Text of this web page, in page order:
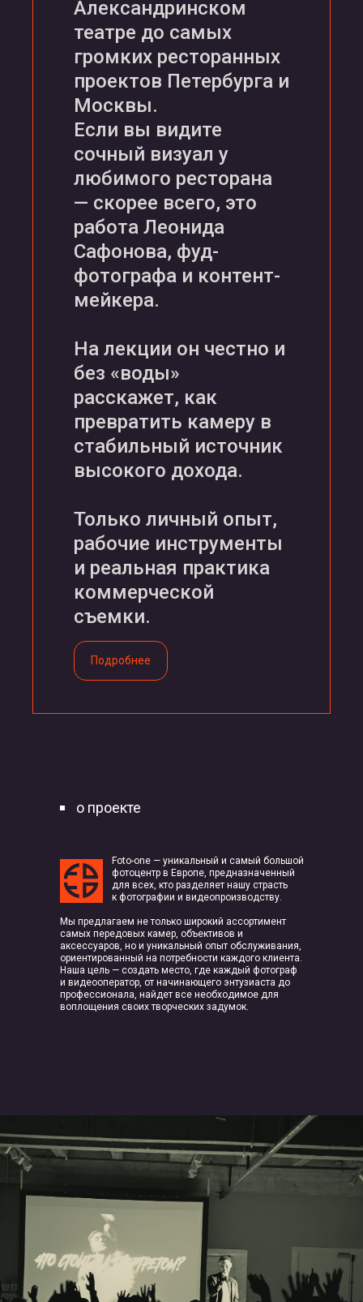
Александринском
театре до самых
громких ресторанных
проектов Петербурга и
Москвы.
Если вы видите
сочный визуал у
любимого ресторана
— скорее всего, это
работа Леонида
Сафонова, фуд-
фотографа и контент-
мейкера.
На лекции он честно и
без «воды»
расскажет, как
превратить камеру в
стабильный источник
высокого дохода.
Только личный опыт,
рабочие инструменты
и реальная практика
коммерческой
съемки.
Подробнее
Мы предлагаем не только широкий ассортимент
самых передовых камер, объективов и
аксессуаров, но и уникальный опыт обслуживания,
ориентированный на потребности каждого клиента.
Наша цель — создать место, где каждый фотограф
и видеооператор, от начинающего энтузиаста до
профессионала, найдет все необходимое для
воплощения своих творческих задумок.
Foto-one — уникальный и самый большой
фотоцентр в Европе, предназначенный
для всех, кто разделяет нашу страсть
к фотографии и видеопроизводству.
о проекте